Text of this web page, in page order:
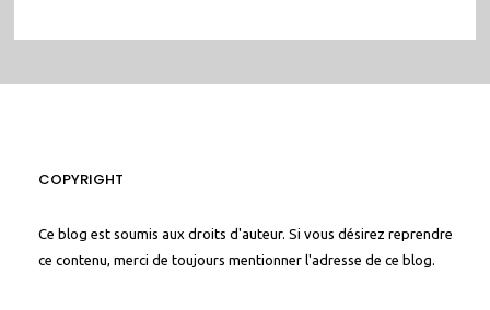
COPYRIGHT
Ce blog est soumis aux droits d'auteur. Si vous désirez reprendre
ce contenu, merci de toujours mentionner l'adresse de ce blog.